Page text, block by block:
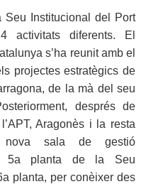
Seu Institucional del Port
activitats diferents. El
s’ha reunit amb el
projectes estratègics de
de la mà del seu
després de
Aragonès i la resta
nova sala de gestió
5a planta de la Seu
planta, per conèixer des